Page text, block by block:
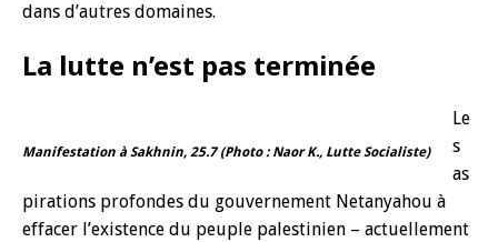
dans d’autres domaines.
La lutte n’est pas terminée
Manifestation à Sakhnin, 25.7 (Photo : Naor K., Lutte Socialiste)
Le
s
as
pirations profondes du gouvernement Netanyahou à
effacer l’existence du peuple palestinien – actuellement